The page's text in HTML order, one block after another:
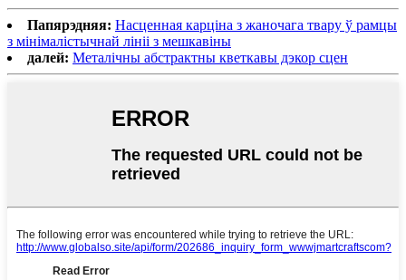
Папярэдняя: Насценная карціна з жаночага твару ў рамцы
з мінімалістычнай лініі з мешкавіны
далей: Металічны абстрактны кветкавы дэкор сцен